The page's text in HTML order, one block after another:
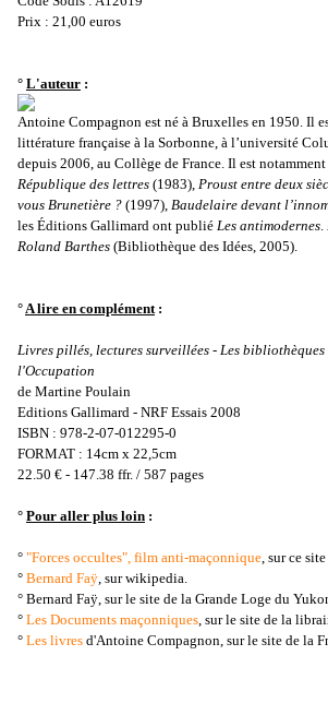
Prix : 21,00 euros
° L'auteur :
Antoine Compagnon est né à Bruxelles en 1950. Il
littérature française à la Sorbonne, à l’université
depuis 2006, au Collège de France. Il est notamment
République des lettres (1983), Proust entre deux
vous Brunetière ? (1997), Baudelaire devant
les Éditions Gallimard ont publié Les antimodernes.
Roland Barthes (Bibliothèque des Idées, 2005).
°A lire en complément:
Livres pillés, lectures surveillées - Les bibliothèques
l'Occupation
de Martine Poulain
Editions Gallimard - NRF Essais 2008
ISBN : 978-2-07-012295-0
FORMAT : 14cm x 22,5cm
22.50 € - 147.38 ffr. / 587 pages
° Pour aller plus loin :
° "Forces occultes", film anti-maçonnique, sur ce site
° Bernard Faÿ, sur wikipedia.
° Bernard Faÿ, sur le site de la Grande Loge du
° Les Documents maçonniques, sur le site de la
° Les livres d'Antoine Compagnon, sur le site de la